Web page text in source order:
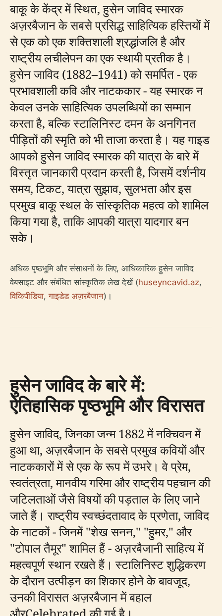
बाकू के केंद्र में स्थित, हुसेन जाविद स्मारक
अज़रबैजान के सबसे प्रसिद्ध साहित्यिक हस्तियों में
से एक को एक शक्तिशाली श्रद्धांजलि है और
राष्ट्रीय लचीलेपन का एक स्थायी प्रतीक है।
हुसेन जाविद (1882–1941) को समर्पित - एक
प्रभावशाली कवि और नाटककार - यह स्मारक न
केवल उनके साहित्यिक उपलब्धियों का सम्मान
करता है, बल्कि स्टालिनिस्ट दमन के अनगिनत
पीड़ितों की स्मृति को भी ताजा करता है। यह गाइड
आपको हुसेन जाविद स्मारक की यात्रा के बारे में
विस्तृत जानकारी प्रदान करती है, जिसमें दर्शनीय
समय, टिकट, यात्रा सुझाव, सुलभता और इस
प्रमुख बाकू स्थल के सांस्कृतिक महत्व को शामिल
किया गया है, ताकि आपकी यात्रा यादगार बन
सके।
अधिक पृष्ठभूमि और संसाधनों के लिए, आधिकारिक हुसेन जाविद
वेबसाइट और संबंधित सांस्कृतिक लेख देखें (huseyncavid.az,
विकिपीडिया,गाइडेड अज़रबैजान)।
हुसेन जाविद के बारे में:
ऐतिहासिक पृष्ठभूमि और विरासत
हुसेन जाविद, जिनका जन्म 1882 में नक्चिवन में
हुआ था, अज़रबैजान के सबसे प्रमुख कवियों और
नाटककारों में से एक के रूप में उभरे। वे प्रेम,
स्वतंत्रता, मानवीय गरिमा और राष्ट्रीय पहचान की
जटिलताओं जैसे विषयों की पड़ताल के लिए जाने
जाते हैं। राष्ट्रीय स्वच्छंदतावाद के प्रणेता, जाविद
के नाटकों - जिनमें "शेख सनन," "हुमर," और
"टोपाल तैमूर" शामिल हैं - अज़रबैजानी साहित्य में
महत्वपूर्ण स्थान रखते हैं। स्टालिनिस्ट शुद्धिकरण
के दौरान उत्पीड़न का शिकार होने के बावजूद,
उनकी विरासत अज़रबैजान में बहाल